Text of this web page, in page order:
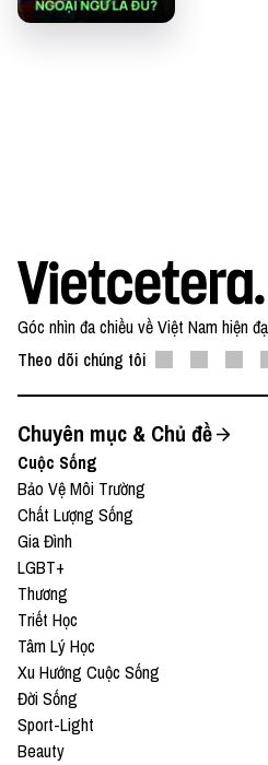
Góc nhìn đa chiều về Việt Nam hiện
Theo dõi chúng tôi
Chuyên mục & Chủ đề
Cuộc Sống
Bảo Vệ Môi Trường
Chất Lượng Sống
Gia Đình
LGBT+
Thương
Triết Học
Tâm Lý Học
Xu Hướng Cuộc Sống
Đời Sống
Sport-Light
Beauty